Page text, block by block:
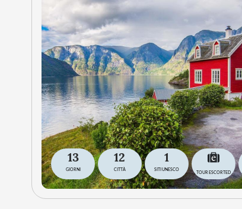
13
GIORNI
12
CITTÀ
1
SITI UNESCO
TOUR ESCORTED